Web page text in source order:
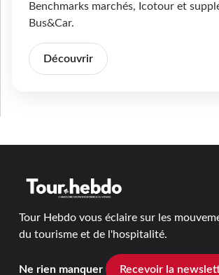
Benchmarks marchés, Icotour et
Bus&Car.
Découvrir
Tour Hebdo vous éclaire sur les
du tourisme et de l'hospitalité.
Ne rien manquer Recevoir la